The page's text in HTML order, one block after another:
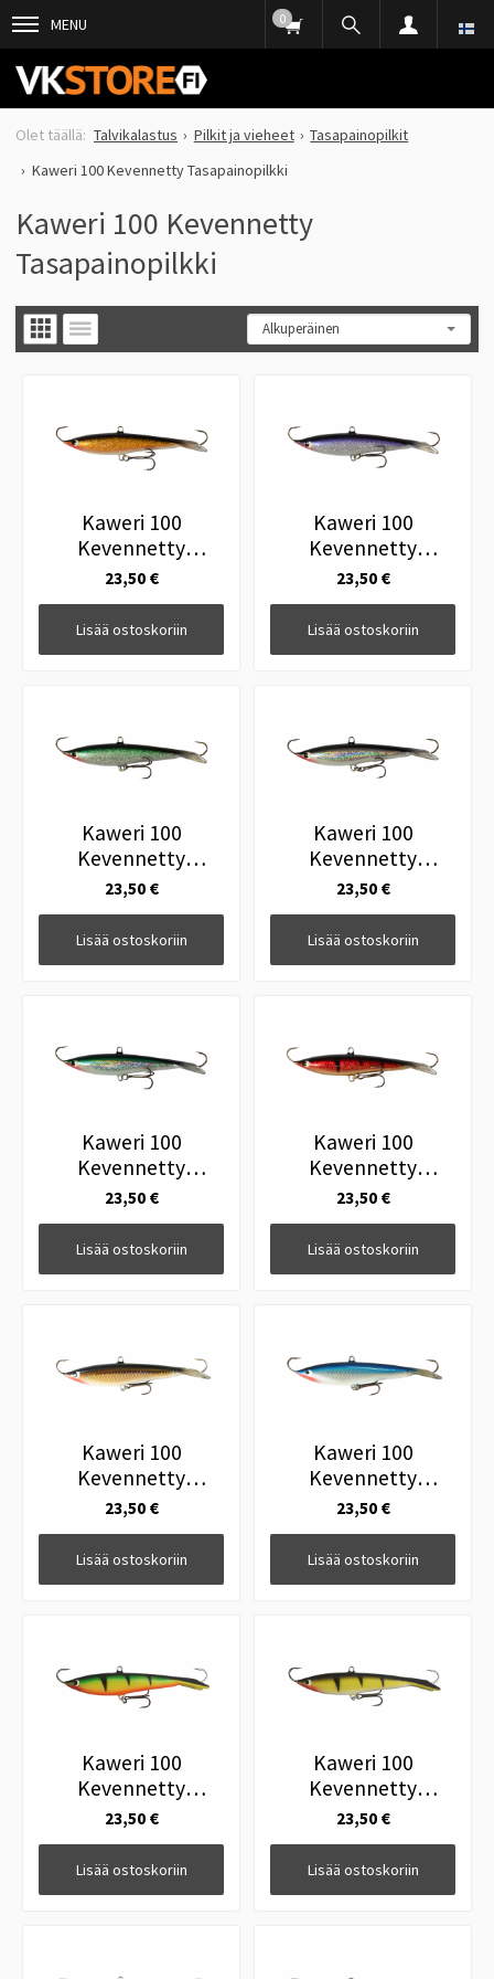
MENU 0
Talvikalastus Pilkit ja vieheet
Tasapainopilkit
Kaweri 100 Kevennetty Tasapainopilkki
Kaweri 100 Kevennetty
Tasapainopilkki
Kaweri 100
Kevennetty
Tasapainopilkki F2
23,50 €
Lisää ostoskoriin
Kaweri 100
Kevennetty
Tasapainopilkki F4
23,50 €
Lisää ostoskoriin
Kaweri 100
Kevennetty
Tasapainopilkki F5
23,50 €
Lisää ostoskoriin
Kaweri 100
Kevennetty
Tasapainopilkki H1
23,50 €
Lisää ostoskoriin
Kaweri 100
Kevennetty
Tasapainopilkki H5
23,50 €
Lisää ostoskoriin
Kaweri 100
Kevennetty
Tasapainopilkki IH9
23,50 €
Lisää ostoskoriin
Kaweri 100
Kevennetty
Tasapainopilkki M2
23,50 €
Lisää ostoskoriin
Kaweri 100
Kevennetty
Tasapainopilkki M4
23,50 €
Lisää ostoskoriin
Kaweri 100
Kevennetty
Tasapainopilkki R2
23,50 €
Lisää ostoskoriin
Kaweri 100
Kevennetty
Tasapainopilkki R1
23,50 €
Lisää ostoskoriin